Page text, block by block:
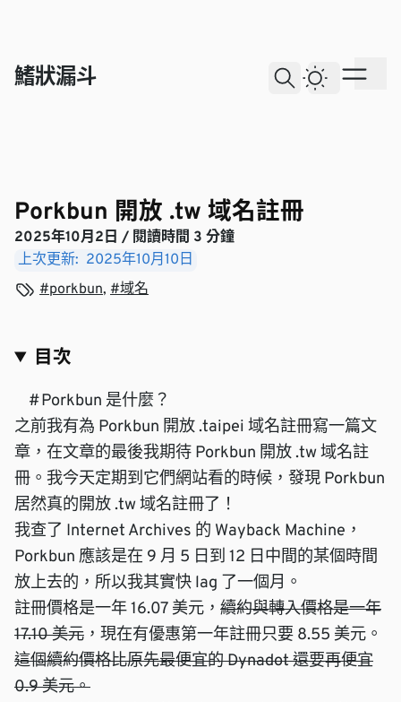
skip to content
鰭狀漏斗 Open Search
Dark
Porkbun 開放 .tw 域名註冊
2025年10月2日 / 閱讀時間 3 分鐘
上次更新: 2025年10月10日
View more blogs with the tag
porkbun, View more blogs with the tag
域名
目次
#Porkbun 是什麼？
之前我有為 Porkbun 開放 .taipei 域名註冊寫一篇文
章，在文章的最後我期待 Porkbun 開放 .tw 域名註
冊。我今天定期到它們網站看的時候，發現 Porkbun
居然真的開放 .tw 域名註冊了！
我查了 Internet Archives 的 Wayback Machine ，
Porkbun 應該是在 9 月 5 日到 12 日中間的某個時間
放上去的，所以我其實快 lag 了一個月。
註冊價格是一年 16.07 美元， 續約與轉入價格是一年
17.10 美元 ，現在有優惠第一年註冊只要 8.55 美元。
這個續約價格比原先最便宜的Dynadot還要再便宜
0.9 美元。